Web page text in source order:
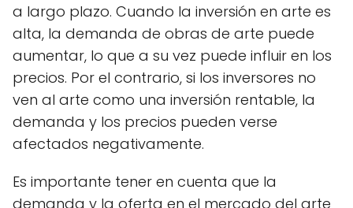
a largo plazo. Cuando la inversión en arte es
alta, la demanda de obras de arte puede
aumentar, lo que a su vez puede influir en los
precios. Por el contrario, si los inversores no
ven al arte como una inversión rentable, la
demanda y los precios pueden verse
afectados negativamente.
Es importante tener en cuenta que la
demanda y la oferta en el mercado del arte